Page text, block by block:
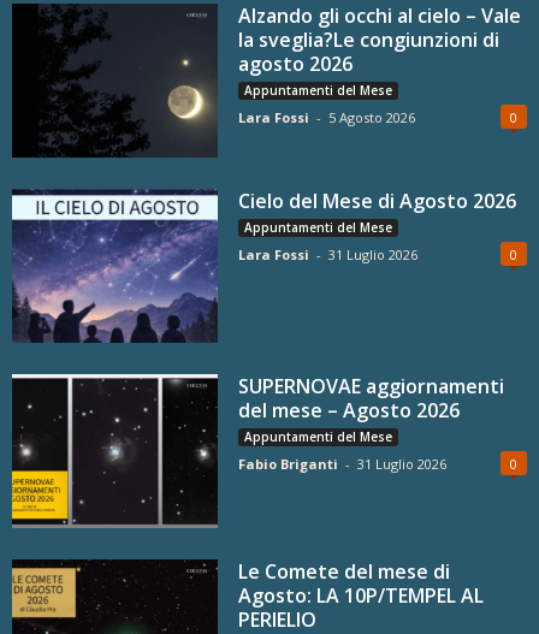
Alzando gli occhi al cielo – Vale
la sveglia?Le congiunzioni di
agosto 2026
Appuntamenti del Mese
Lara Fossi - 5 Agosto 2026 0
Cielo del Mese di Agosto 2026
Appuntamenti del Mese
Lara Fossi - 31 Luglio 2026 0
SUPERNOVAE aggiornamenti
del mese – Agosto 2026
Appuntamenti del Mese
Fabio Briganti - 31 Luglio 2026 0
Le Comete del mese di
Agosto: LA 10P/TEMPEL AL
PERIELIO